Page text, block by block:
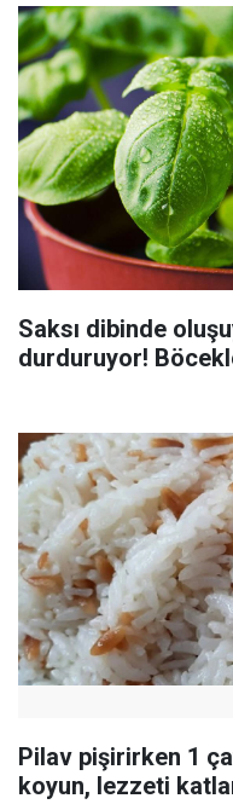
Saksı dibinde
durduruyor!
Pilav pişirirken 1
koyun, lezzeti